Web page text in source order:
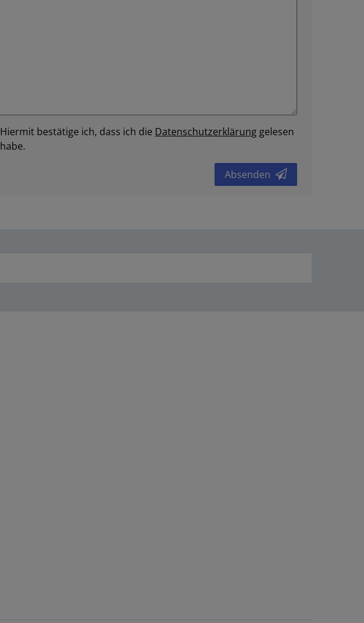
Hiermit bestätige ich, dass ich die Daten­schutz­erklärung gelesen
habe.
Absenden